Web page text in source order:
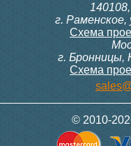
24
г. Раменское,
Схема
г. Бронницы,
Схема
© 2010-